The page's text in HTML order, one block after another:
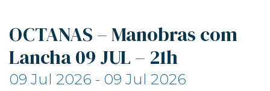
OCTANAS – Manobras com
Lancha 09 JUL – 21h
09 Jul 2026 - 09 Jul 2026